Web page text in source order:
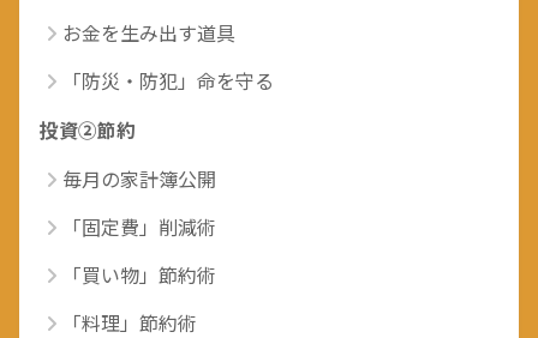
お金を生み出す道具
「防災・防犯」命を守る
投資②節約
毎月の家計簿公開
「固定費」削減術
「買い物」節約術
「料理」節約術